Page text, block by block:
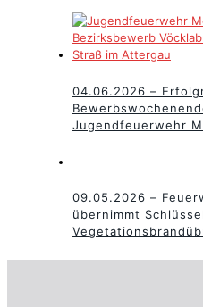
04.06.2026 –
Jugendfeuerwehr
09.05.2026 –
übernimmt